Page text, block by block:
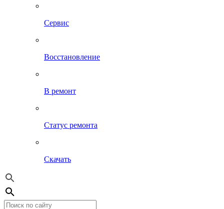
Сервис
Восстановление
В ремонт
Статус ремонта
Скачать